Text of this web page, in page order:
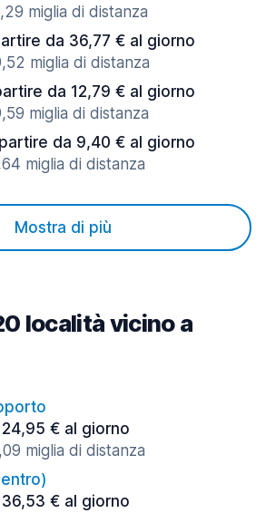
miglia di distanza
da 36,77 € al giorno
miglia di distanza
da 12,79 € al giorno
miglia di distanza
da 9,40 € al giorno
miglia di distanza
Mostra di più
località vicino a
€ al giorno
miglia di distanza
€ al giorno